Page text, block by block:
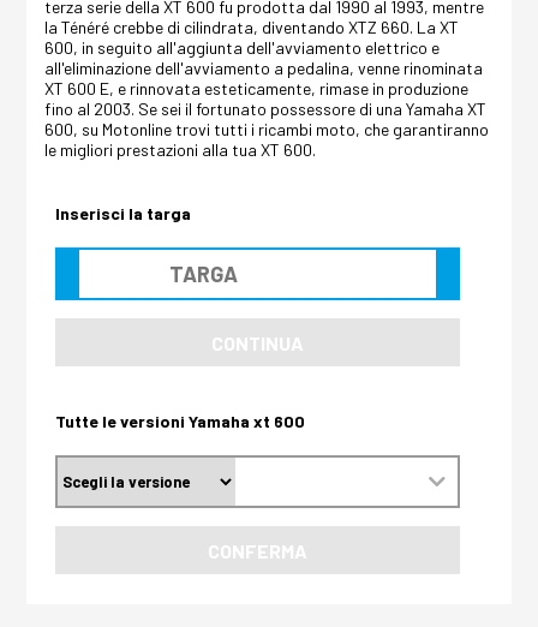
terza serie della XT 600 fu prodotta dal 1990 al 1993, mentre
la Ténéré crebbe di cilindrata, diventando XTZ 660. La XT
600, in seguito all'aggiunta dell'avviamento elettrico e
all'eliminazione dell'avviamento a pedalina, venne rinominata
XT 600 E, e rinnovata esteticamente, rimase in produzione
fino al 2003. Se sei il fortunato possessore di una Yamaha XT
600, su Motonline trovi tutti i ricambi moto, che garantiranno
le migliori prestazioni alla tua XT 600.
Inserisci la targa
CONTINUA
Tutte le versioni Yamaha xt 600
CONFERMA